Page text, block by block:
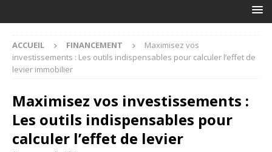
ACCUEIL FINANCEMENT
Maximisez vos
investissements : Les outils indispensables pour calculer l’effet de
levier immobilier
Maximisez vos investissements :
Les outils indispensables pour
calculer l’effet de levier